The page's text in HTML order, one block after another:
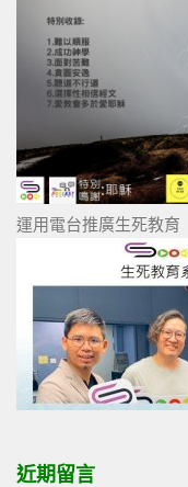
運用電台推廣生死教育
近期留言